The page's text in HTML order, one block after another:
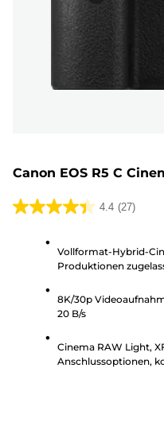
Canon EOS R5 C
4.4 (27)
4.4
Sternen.
Bewertungen
Vollformat-Hybrid-
Produktionen
8K/30p
20 B/s
Cinema RAW Light,
Anschlussoptionen,